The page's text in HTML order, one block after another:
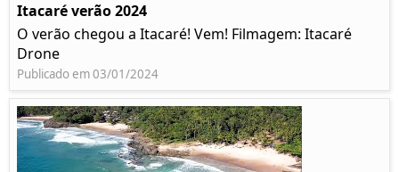
Itacaré verão 2024
O verão chegou a Itacaré! Vem! Filmagem: Itacaré
Drone
Publicado em 03/01/2024